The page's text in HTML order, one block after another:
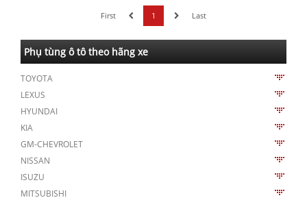
First 1 Last
Phụ tùng ô tô theo hãng xe
TOYOTA
LEXUS
HYUNDAI
KIA
GM-CHEVROLET
NISSAN
ISUZU
MITSUBISHI